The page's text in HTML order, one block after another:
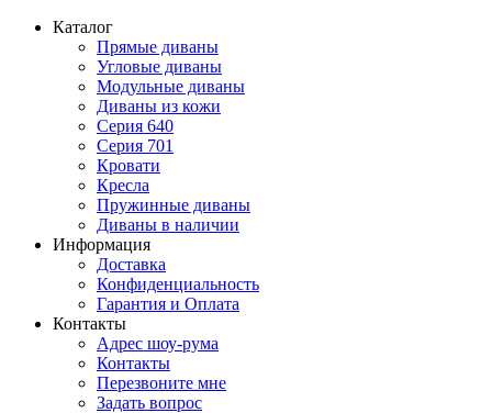
Каталог
Прямые диваны
Угловые диваны
Модульные диваны
Диваны из кожи
Серия 640
Серия 701
Кровати
Кресла
Пружинные диваны
Диваны в наличии
Информация
Доставка
Конфиденциальность
Гарантия и Оплата
Контакты
Адрес шоу-рума
Контакты
Перезвоните мне
Задать вопрос